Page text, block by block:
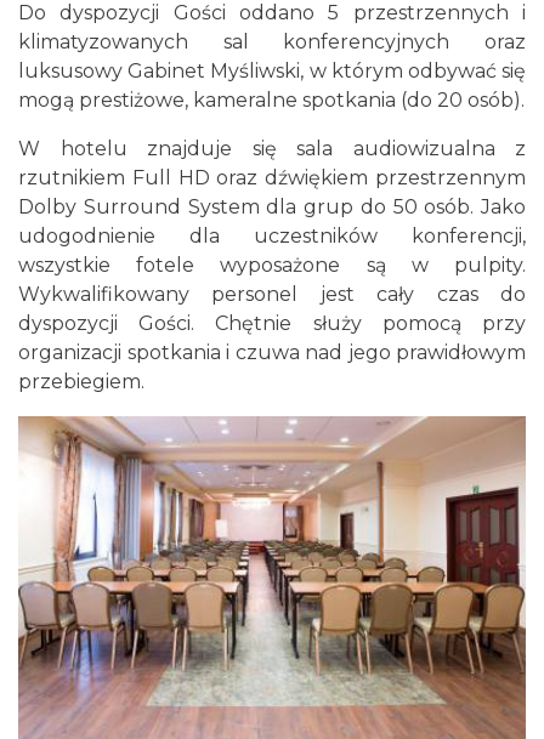
Do dyspozycji Gości oddano 5 przestrzennych i
klimatyzowanych sal konferencyjnych oraz
luksusowy Gabinet Myśliwski, w którym odbywać się
mogą prestiżowe, kameralne spotkania (do 20 osób).
W hotelu znajduje się sala audiowizualna z
rzutnikiem Full HD oraz dźwiękiem przestrzennym
Dolby Surround System dla grup do 50 osób. Jako
udogodnienie dla uczestników konferencji,
wszystkie fotele wyposażone są w pulpity.
Wykwalifikowany personel jest cały czas do
dyspozycji Gości. Chętnie służy pomocą przy
organizacji spotkania i czuwa nad jego prawidłowym
przebiegiem.